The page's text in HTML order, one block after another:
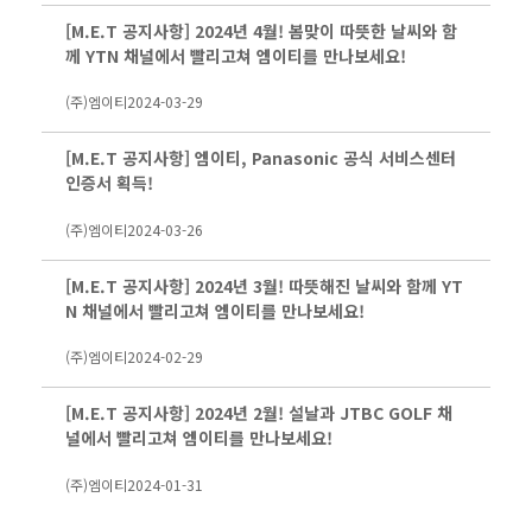
[M.E.T 공지사항] 2024년 4월! 봄맞이 따뜻한 날씨와 함
께 YTN 채널에서 빨리고쳐 엠이티를 만나보세요!
(주)엠이티2024-03-29
[M.E.T 공지사항] 엠이티, Panasonic 공식 서비스센터
인증서 획득!
(주)엠이티2024-03-26
[M.E.T 공지사항] 2024년 3월! 따뜻해진 날씨와 함께 YT
N 채널에서 빨리고쳐 엠이티를 만나보세요!
(주)엠이티2024-02-29
[M.E.T 공지사항] 2024년 2월! 설날과 JTBC GOLF 채
널에서 빨리고쳐 엠이티를 만나보세요!
(주)엠이티2024-01-31